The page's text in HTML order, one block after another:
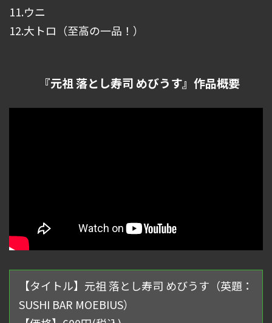
11.ウニ
12.大トロ（至高の一品！）
『元祖 落とし寿司 めびうす』作品概要
【タイトル】元祖 落とし寿司 めびうす（英題：
SUSHI BAR MOEBIUS）